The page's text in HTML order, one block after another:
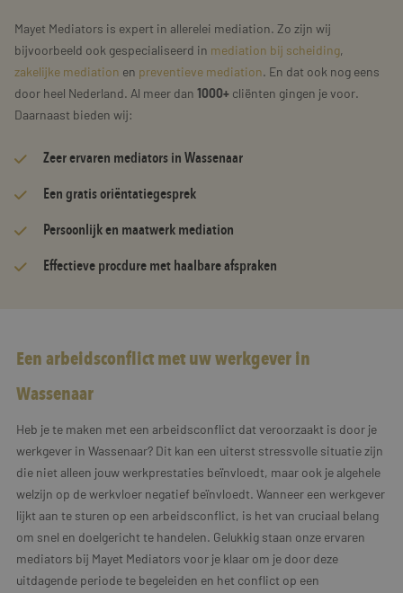
Mayet Mediators is expert in allerelei mediation. Zo zijn wij
bijvoorbeeld ook gespecialiseerd in mediation bij scheiding,
zakelijke mediation en preventieve mediation. En dat ook nog eens
door heel Nederland. Al meer dan 1000+ cliënten gingen je voor.
Daarnaast bieden wij:
Zeerervaren mediators in Wassenaar
Een gratis oriëntatiegesprek
Persoonlijk en maatwerk mediation
Effectieve procdure met haalbare afspraken
Een arbeidsconflict met uw werkgever in
Wassenaar
Heb je te maken met een arbeidsconflict dat veroorzaakt is door je
werkgever in Wassenaar? Dit kan een uiterst stressvolle situatie zijn
die niet alleen jouw werkprestaties beïnvloedt, maar ook je algehele
welzijn op de werkvloer negatief beïnvloedt. Wanneer een werkgever
lijkt aan te sturen op een arbeidsconflict, is het van cruciaal belang
om snel en doelgericht te handelen. Gelukkig staan onze ervaren
mediators bij Mayet Mediators voor je klaar om je door deze
uitdagende periode te begeleiden en het conflict op een